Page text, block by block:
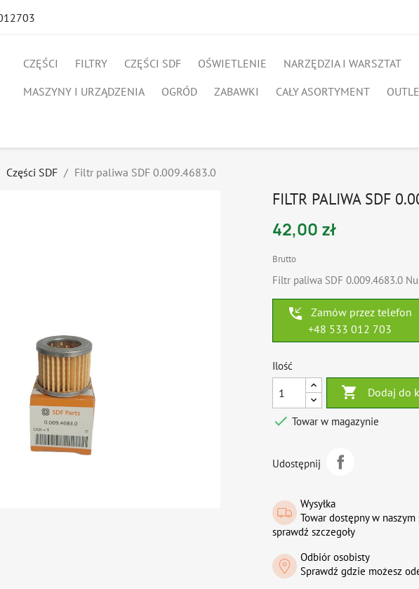
CZĘŚCI FILTRY CZĘŚCI SDF OŚWIETLENIE NARZĘDZIA I WARSZTAT
MASZYNY I URZĄDZENIA
OGRÓD ZABAWKI CAŁY ASORTYMENT
Części SDF Filtr paliwa SDF 0.009.4683.0
FILTR PALIWA SDF
42,00 zł
Brutto
Filtr paliwa SDF 0.009.4683.0
phone_callback
Zamów przez telefon
+48 533 012 703
Ilość
 Dodaj do
 Towar w magazynie
Udostępnij
Wysyłka
Towar dostępny w
sprawdź szczegoły
Odbiór osobisty
Sprawdź gdzie możesz